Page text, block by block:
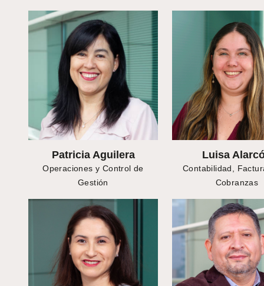
Patricia Aguilera
Operaciones y Control de
Gestión
Luisa
Contabilidad,
Cobranzas